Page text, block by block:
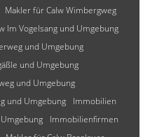
Makler für Calw Wimbergweg
Im Vogelsang und Umgebung
und Umgebung
und Umgebung
und Umgebung
und Umgebung
Immobilien
Immobilienfirmen